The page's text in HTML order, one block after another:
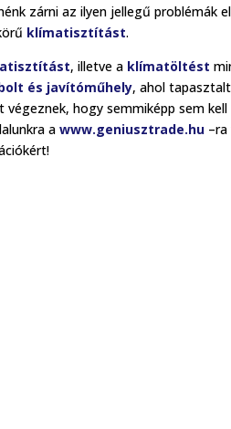
zárni az ilyen jellegű problémák
klímatisztítást.
, illetve a klímatöltést
és javítóműhely, ahol
végeznek, hogy semmiképp sem
awww.geniusztrade.hu